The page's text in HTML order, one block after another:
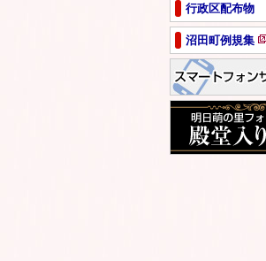
行政区配布物
沼田町例規集
ジ
で